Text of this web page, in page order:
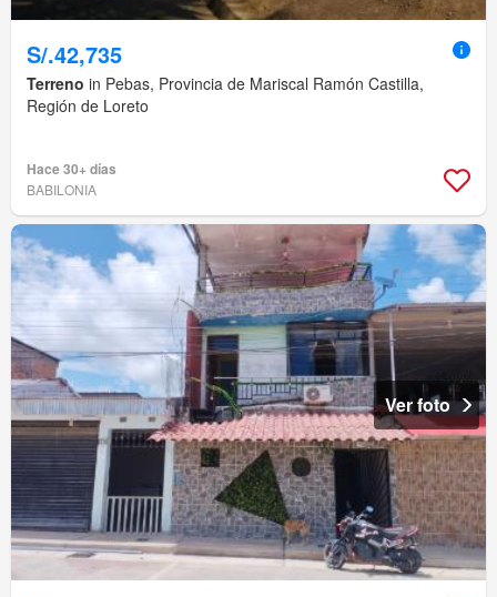
S/.42,735
Terreno in Pebas, Provincia de Mariscal Ramón Castilla,
Región de Loreto
Hace 30+ días
BABILONIA
Ver foto